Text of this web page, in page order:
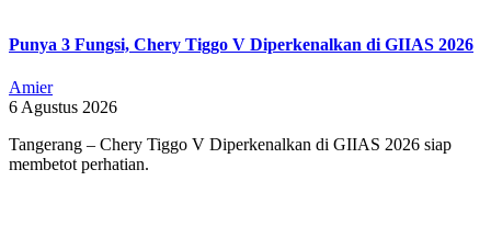
Punya 3 Fungsi, Chery Tiggo V Diperkenalkan di GIIAS 2026
Amier
6 Agustus 2026
Tangerang – Chery Tiggo V Diperkenalkan di GIIAS 2026 siap
membetot perhatian.